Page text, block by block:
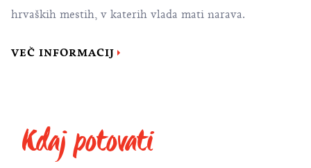
hrvaških mestih, v katerih vlada mati narava.
VEČ INFORMACIJ
Kdaj potovati